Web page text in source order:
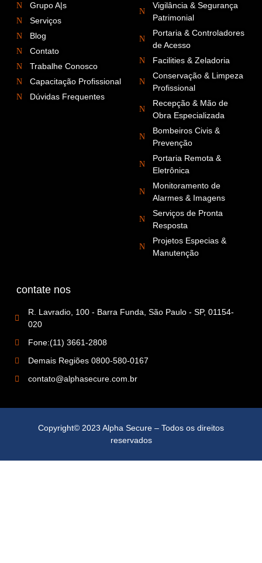
Grupo A|s
Serviços
Blog
Contato
Trabalhe Conosco
Capacitação Profissional
Dúvidas Frequentes
Vigilância & Segurança
Patrimonial
Portaria & Controladores
de Acesso
Facilities & Zeladoria
Conservação & Limpeza
Profissional
Recepção & Mão de
Obra Especializada
Bombeiros Civis &
Prevenção
Portaria Remota &
Eletrônica
Monitoramento de
Alarmes & Imagens
Serviços de Pronta
Resposta
Projetos Especias &
Manutenção
contate nos
R. Lavradio, 100 - Barra Funda, São Paulo - SP, 01154-
020
Fone:(11) 3661-2808
Demais Regiões 0800-580-0167
contato@alphasecure.com.br
Copyright© 2023 Alpha Secure – Todos os direitos
reservados